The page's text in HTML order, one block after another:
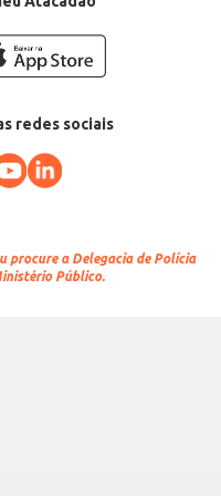
redes sociais
procure a Delegacia de Polícia
Público.